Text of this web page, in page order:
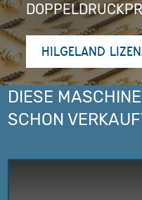
HILGELAND
DIESE
SCHON